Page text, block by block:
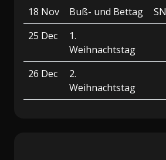
18 Nov
Buß- und Bettag
SN
25 Dec
1.
Weihnachtstag
26 Dec
2.
Weihnachtstag